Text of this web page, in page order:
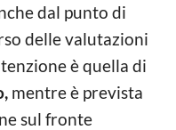
dal punto di
delle valutazioni
è quella di
mentre è prevista
sul fronte